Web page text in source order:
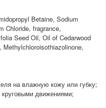
Betaine, Sodium
Chloride, fragrance,
Seed Oil, Oil of Cedarwood
на влажную кожу или губку;
круговыми движениями;